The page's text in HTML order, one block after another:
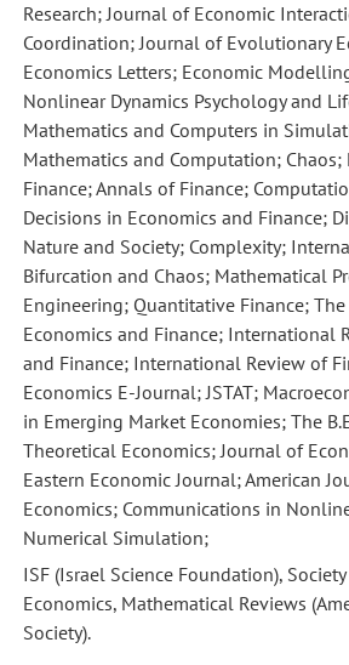
Research; Journal of Economic
Coordination; Journal of Evolutionary
Economics Letters; Economic
Nonlinear Dynamics Psychology and
Mathematics and Computers in
Mathematics and Computation;
Finance; Annals of Finance;
Decisions in Economics and Finance;
Nature and Society; Complexity;
Bifurcation and Chaos; Mathematical
Engineering; Quantitative Finance;
Economics and Finance; International
and Finance; International Review of
Economics E-Journal; JSTAT;
in Emerging Market Economies; The
Theoretical Economics; Journal of
Eastern Economic Journal; American
Economics; Communications in
Numerical Simulation;
ISF (Israel Science Foundation),
Economics, Mathematical Reviews
Society).